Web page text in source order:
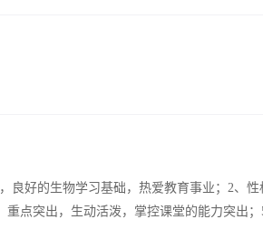
良好的生物学习基础，热爱教育事业；2、性
点突出，生动活泼，掌控课堂的能力突出；